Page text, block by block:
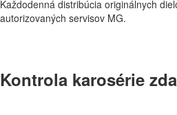
Každodenná distribúcia originálnych
autorizovaných servisov MG.
Kontrola karosérie